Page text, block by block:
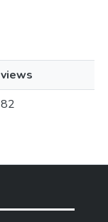
views
82